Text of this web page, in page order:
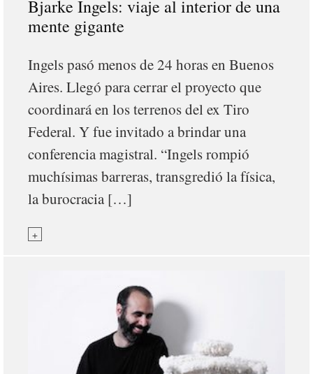
Bjarke Ingels: viaje al interior de una
mente gigante
Ingels pasó menos de 24 horas en Buenos
Aires. Llegó para cerrar el proyecto que
coordinará en los terrenos del ex Tiro
Federal. Y fue invitado a brindar una
conferencia magistral. “Ingels rompió
muchísimas barreras, transgredió la física,
la burocracia […]
+